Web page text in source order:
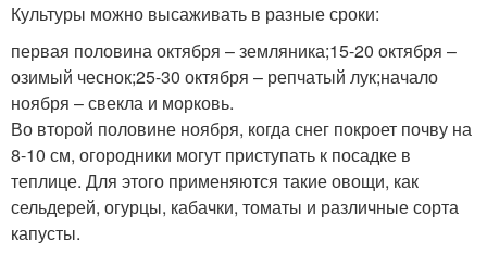
Культуры можно высаживать в разные сроки:
первая половина октября – земляника;15-20 октября –
озимый чеснок;25-30 октября – репчатый лук;начало
ноября – свекла и морковь.
Во второй половине ноября, когда снег покроет почву на
8-10 см, огородники могут приступать к посадке в
теплице. Для этого применяются такие овощи, как
сельдерей, огурцы, кабачки, томаты и различные сорта
капусты.